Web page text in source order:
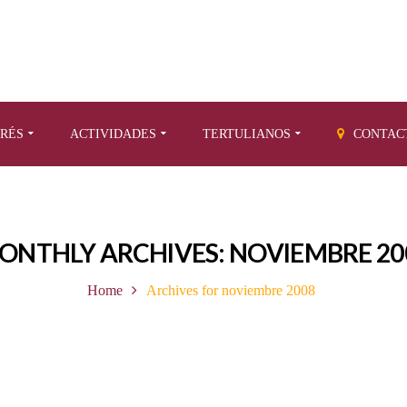
ACTIVIDADES TERTULIANOS
ARCHIVES: NOVIEMBRE
Home Archives for noviembre 2008